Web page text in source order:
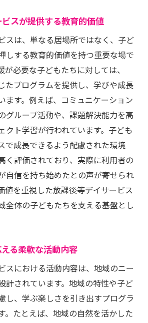
が描く未来のビジョン
した持続可能な活動
会に対応する柔軟性
スが提供する教育的価値
スは、単なる居場所ではなく、子ど
しする教育的価値を持つ重要な場で
が必要な子どもたちに対しては、
たプログラムを提供し、学びや成長
ます。例えば、コミュニケーション
グループ活動や、課題解決能力を高
クト学習が行われています。子ども
で成長できるよう配慮された環境
く評価されており、実際に利用者の
自信を持ち始めたとの声が寄せられ
値を重視した放課後等デイサービス
全体の子どもたちを支える基盤とし
る柔軟な活動内容
スにおける活動内容は、地域のニー
計されています。地域の特性や子ど
し、学ぶ楽しさを引き出すプログラ
。たとえば、地域の自然を活かした